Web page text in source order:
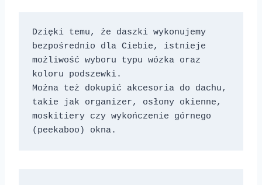
Dzięki temu, że daszki wykonujemy
bezpośrednio dla Ciebie, istnieje
możliwość wyboru typu wózka oraz
koloru podszewki.
Można też dokupić akcesoria do dachu,
takie jak organizer, osłony okienne,
moskitiery czy wykończenie górnego
(peekaboo) okna.